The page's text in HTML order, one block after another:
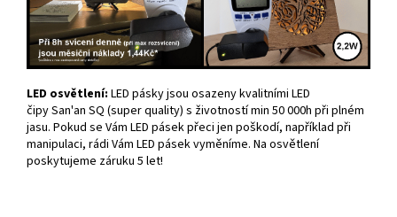
LED osvětlení: LED pásky jsou osazeny kvalitními LED
čipy San'an SQ (super quality) s životností min 50 000h při plném
jasu. Pokud se Vám LED pásek přeci jen poškodí, například při
manipulaci, rádi Vám LED pásek vyměníme. Na osvětlení
poskytujeme záruku 5 let!